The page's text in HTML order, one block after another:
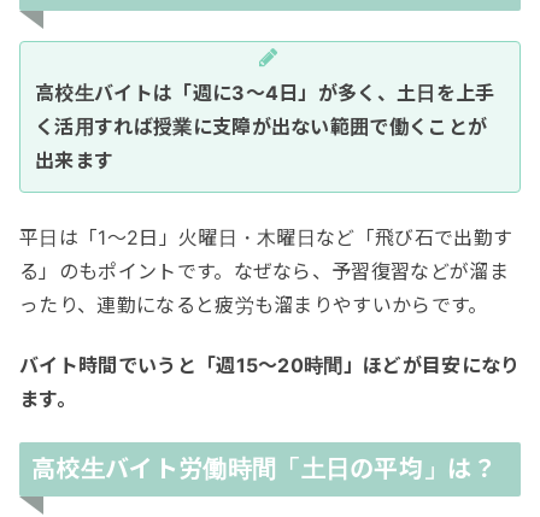
高校生バイトは「週に3〜4日」が多く、土日を上手
く活用すれば授業に支障が出ない範囲で働くことが
出来ます
平日は「1〜2日」火曜日・木曜日など「飛び石で出勤す
る」のもポイントです。なぜなら、予習復習などが溜ま
ったり、連勤になると疲労も溜まりやすいからです。
バイト時間でいうと「週15〜20時間」ほどが目安になり
ます。
高校生バイト労働時間「土日の平均」は？